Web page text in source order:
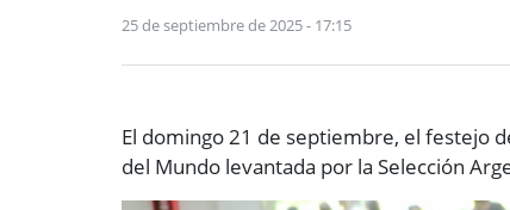
25 de septiembre de 2025 - 17:15
El domingo 21 de septiembre, el festejo
del Mundo levantada por la Selección